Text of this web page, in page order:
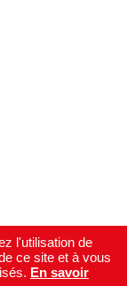
l'utilisation de
ce site et à vous
En savoir